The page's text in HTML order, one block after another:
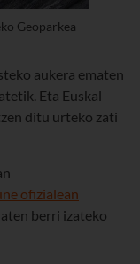
Geoparkea
aukera ematen
Eta Euskal
ditu urteko zati
ofizialean
berri izateko